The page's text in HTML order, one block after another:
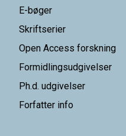
E-bøger
Skriftserier
Open Access forskning
Formidlingsudgivelser
Ph.d. udgivelser
Forfatter info